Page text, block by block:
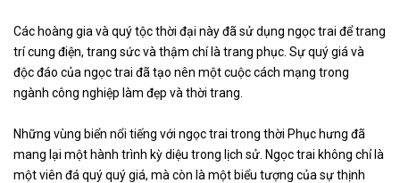
Các hoàng gia và quý tộc thời đại này đã sử dụng ngọc trai để trang
trí cung điện, trang sức và thậm chí là trang phục. Sự quý giá và
độc đáo của ngọc trai đã tạo nên một cuộc cách mạng trong
ngành công nghiệp làm đẹp và thời trang.
Những vùng biển nổi tiếng với ngọc trai trong thời Phục hưng đã
mang lại một hành trình kỳ diệu trong lịch sử. Ngọc trai không chỉ là
một viên đá quý quý giá, mà còn là một biểu tượng của sự thịnh